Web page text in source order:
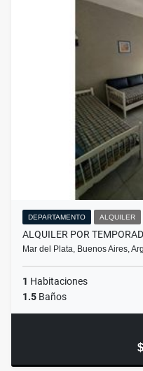
DEPARTAMENTO ALQUILER
ALQUILER POR
Mar del Plata, Buenos Aires,
1 Habitaciones
1.5 Baños